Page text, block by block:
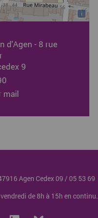
i
d'Agen - 8 rue
9
mail
Agen Cedex 09 /05 53 69
de 8h à 15h en continu.